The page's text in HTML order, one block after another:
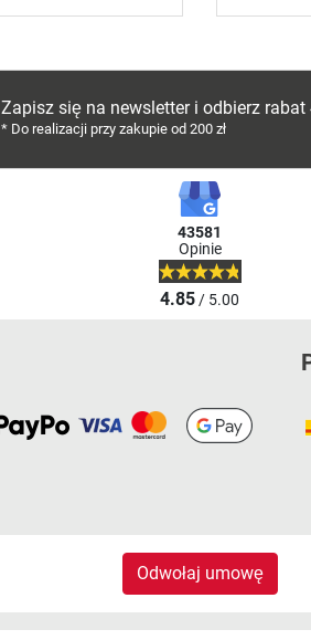
Zapisz się na newsletter i odbierz rabat
* Do realizacji przy zakupie od 200 zł
43581
Opinie
4.85/ 5.00
Odwołaj umowę